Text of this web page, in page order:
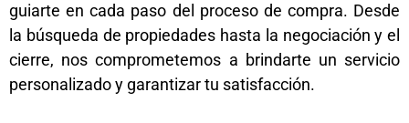
guiarte en cada paso del proceso de compra. Desde
la búsqueda de propiedades hasta la negociación y el
cierre, nos comprometemos a brindarte un servicio
personalizado y garantizar tu satisfacción.